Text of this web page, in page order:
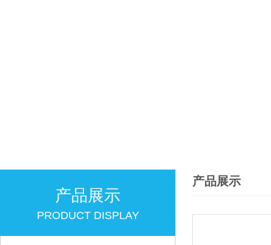
产品展示
PRODUCT DISPLAY
产品展示